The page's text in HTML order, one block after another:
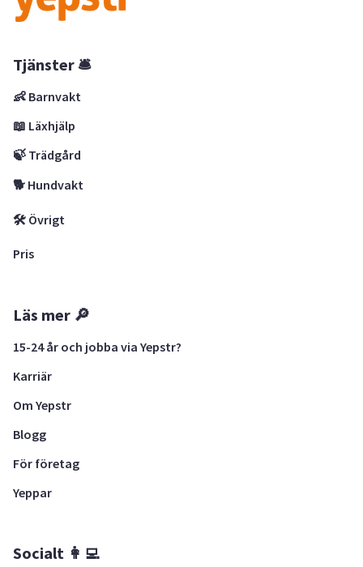
Tjänster 🛎
👶 Barnvakt
📖 Läxhjälp
🍃 Trädgård
🐕 Hundvakt
🛠 Övrigt
Pris
Läs mer 🔎
15-24 år och jobba via Yepstr?
Karriär
Om Yepstr
Blogg
För företag
Yeppar
Socialt 👩‍💻